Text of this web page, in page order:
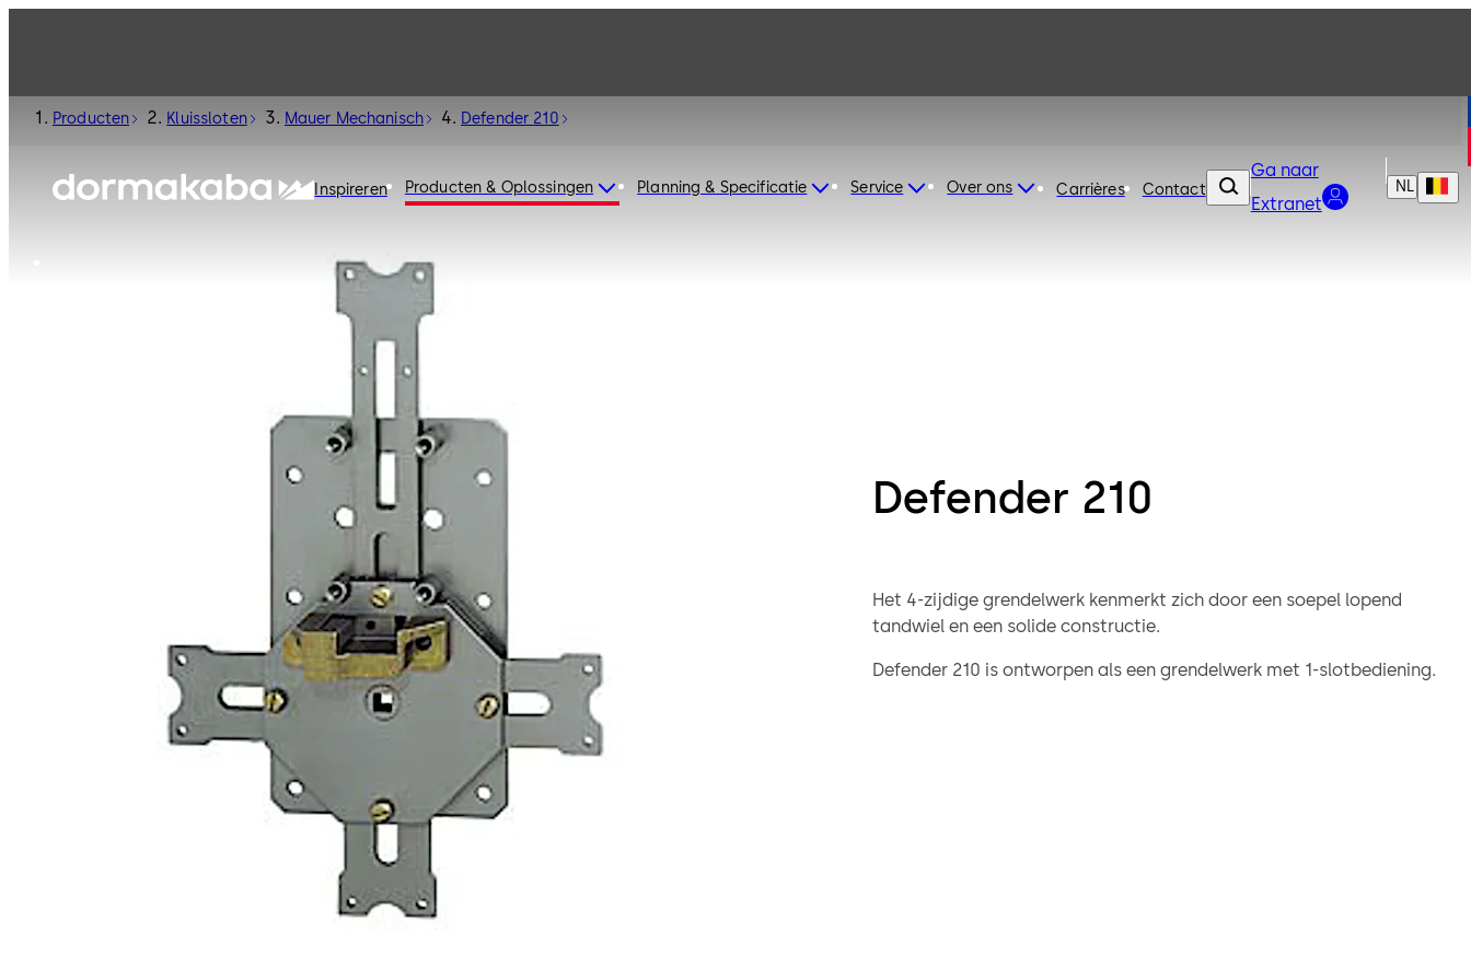
Inspireren Producten & Oplossingen Planning & Specificatie Service Over ons Carrières Contact
Ga naar
Extranet
NL
Producten Kluissloten Mauer Mechanisch Defender 210
Defender 210
Het 4-zijdige grendelwerk kenmerkt zich door een soepel lopend
tandwiel en een solide constructie.
Defender 210 is ontworpen als een grendelwerk met 1-slotbediening.